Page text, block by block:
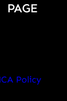
PAGE
Policy